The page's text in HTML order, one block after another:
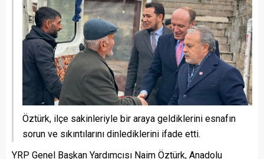
Öztürk, ilçe sakinleriyle bir araya geldiklerini esnafın
sorun ve sıkıntılarını dinlediklerini ifade etti.
YRP Genel Başkan Yardımcısı Naim Öztürk, Anadolu